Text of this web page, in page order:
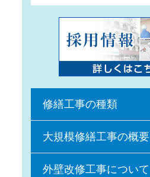
修繕工事の種類
大規模修繕工事の概要
外壁改修工事について